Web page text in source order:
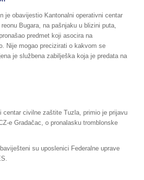
je obavijestio Kantonalni operativni centar
Bugara, na pašnjaku u blizini puta,
predmet koji asocira na
Nije mogao precizirati o kakvom se
je službena zabilješka koja je predata na
centar civilne zaštite Tuzla, primio je prijavu
e Gradačac, o pronalasku tromblonske
su uposlenici Federalne uprave